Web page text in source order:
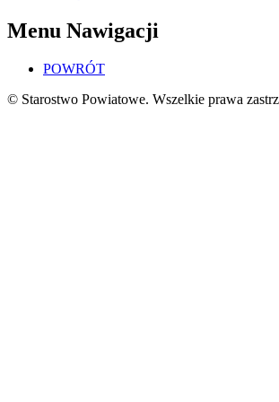
Menu Nawigacji
POWRÓT
© Starostwo Powiatowe. Wszelkie prawa